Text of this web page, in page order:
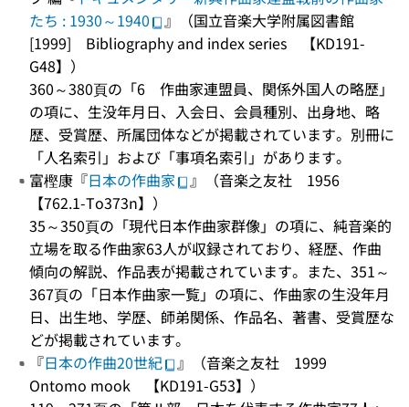
たち : 1930～1940
』（国立音楽大学附属図書館
[1999] Bibliography and index series 【KD191-
G48】）
360～380頁の「6 作曲家連盟員、関係外国人の略歴」
の項に、生没年月日、入会日、会員種別、出身地、略
歴、受賞歴、所属団体などが掲載されています。別冊に
「人名索引」および「事項名索引」があります。
富樫康『日本の作曲家
』（音楽之友社 1956
【762.1-To373n】）
35～350頁の「現代日本作曲家群像」の項に、純音楽的
立場を取る作曲家63人が収録されており、経歴、作曲
傾向の解説、作品表が掲載されています。また、351～
367頁の「日本作曲家一覧」の項に、作曲家の生没年月
日、出生地、学歴、師弟関係、作品名、著書、受賞歴な
どが掲載されています。
『日本の作曲20世紀
』（音楽之友社 1999
Ontomo mook 【KD191-G53】）